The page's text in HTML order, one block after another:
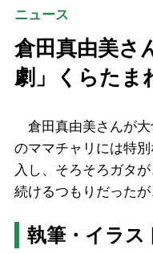
ニュース
倉田真由美さ
劇」くらたま
倉田真由美さんが大
のママチャリには特
入し、そろそろガタ
続けるつもりだった
執筆・イラス